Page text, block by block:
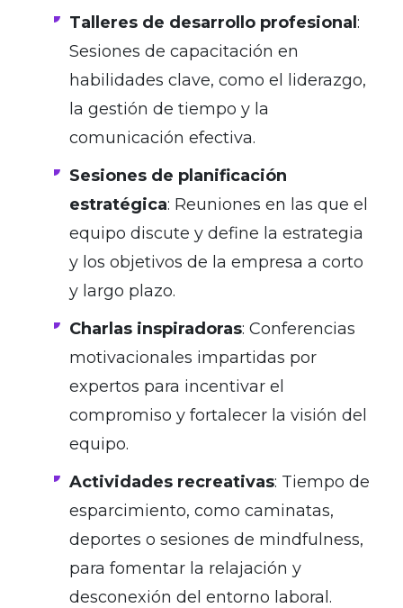
Talleres de desarrollo profesional :
Sesiones de capacitación en
habilidades clave, como el liderazgo,
la gestión de tiempo y la
comunicación efectiva.
Sesiones de planificación
estratégica: Reuniones en las que el
equipo discute y define la estrategia
y los objetivos de la empresa a corto
y largo plazo.
Charlas inspiradoras: Conferencias
motivacionales impartidas por
expertos para incentivar el
compromiso y fortalecer la visión del
equipo.
Actividades recreativas: Tiempo de
esparcimiento, como caminatas,
deportes o sesiones de mindfulness,
para fomentar la relajación y
desconexión del entorno laboral.